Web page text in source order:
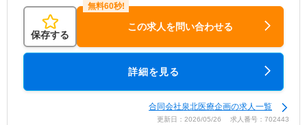
保存する
この求人を問い合わせる
詳細を見る
合同会社泉北医療企画の求人一覧
更新日：2026/05/26 求人番号：702443